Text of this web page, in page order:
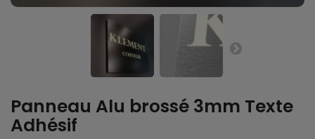
Panneau Alu brossé 3mm Texte
Adhésif